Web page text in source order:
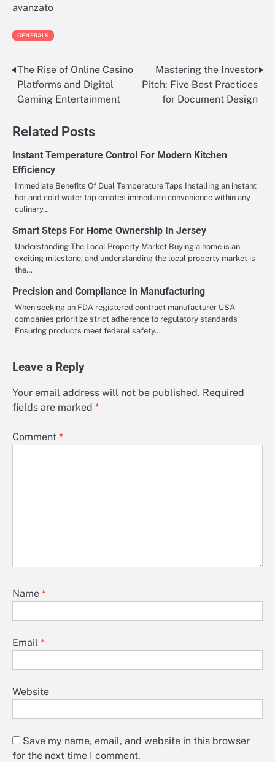
avanzato
GENERALS
Post
navigation
The Rise of Online Casino
Platforms and Digital
Gaming Entertainment
Mastering the Investor
Pitch: Five Best Practices
for Document Design
Related Posts
Instant Temperature Control For Modern Kitchen
Efficiency
Immediate Benefits Of Dual Temperature Taps Installing an instant
hot and cold water tap creates immediate convenience within any
culinary…
Smart Steps For Home Ownership In Jersey
Understanding The Local Property Market Buying a home is an
exciting milestone, and understanding the local property market is
the…
Precision and Compliance in Manufacturing
When seeking an FDA registered contract manufacturer USA
companies prioritize strict adherence to regulatory standards
Ensuring products meet federal safety…
Leave a Reply
Your email address will not be published. Required
fields are marked *
Comment *
Name *
Email *
Website
Save my name, email, and website in this browser
for the next time I comment.